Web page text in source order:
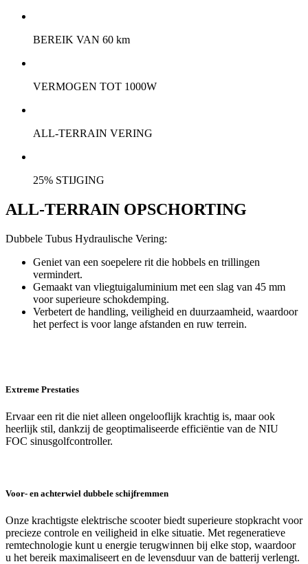
BEREIK VAN 60 km
VERMOGEN TOT 1000W
ALL-TERRAIN VERING
25% STIJGING
ALL-TERRAIN OPSCHORTING
Dubbele Tubus Hydraulische Vering:
Geniet van een soepelere rit die hobbels en trillingen
vermindert.
Gemaakt van vliegtuigaluminium met een slag van 45 mm
voor superieure schokdemping.
Verbetert de handling, veiligheid en duurzaamheid, waardoor
het perfect is voor lange afstanden en ruw terrein.
Extreme Prestaties
Ervaar een rit die niet alleen ongelooflijk krachtig is, maar ook
heerlijk stil, dankzij de geoptimaliseerde efficiëntie van de NIU
FOC sinusgolfcontroller.
Voor- en achterwiel dubbele schijfremmen
Onze krachtigste elektrische scooter biedt superieure stopkracht voor
precieze controle en veiligheid in elke situatie. Met regeneratieve
remtechnologie kunt u energie terugwinnen bij elke stop, waardoor
u het bereik maximaliseert en de levensduur van de batterij verlengt.